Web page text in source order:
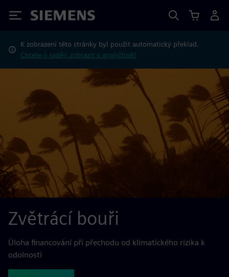
Siemens
K zobrazení této stránky byl použit automatický překlad.
Chcete ji raději zobrazit v angličtině?
Zvětrácí bouři
Úloha financování při přechodu od klimatického rizika k
odolnosti